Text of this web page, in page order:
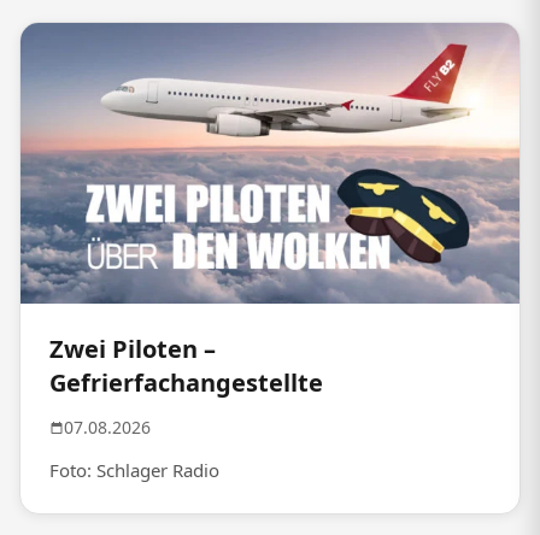
Zwei Piloten –
Gefrierfachangestellte
07.08.2026
Foto: Schlager Radio